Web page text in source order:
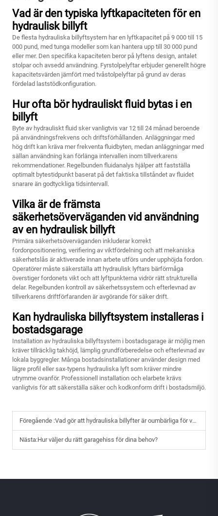
Vad är den typiska lyftkapaciteten för en
hydraulisk billyft
De flesta hydrauliska billyftsystem har en lyftkapacitet på 9 000 till 15
000 pund, med tunga modeller som kan hantera upp till 30 000 pund
eller mer. Den specifika kapaciteten beror på lyftens design, antalet
stolpar och avsedd användning. Fyrstolpelyftar erbjuder generellt högre
kapacitetsvärden jämfört med tvåstolpelyftar på grund av deras
fördelad laststödkonfiguration.
Hur ofta bör hydrauliskt fluid bytas i en
billyft
Byte av hydrauliskt fluid sker vanligtvis var 12 till 24 månad beroende
på användningsfrekvens och driftsförhållanden. Anläggningar med
hög drift kan kräva mer frekventa fluidbyten, medan anläggningar med
sällan användning kan förlänga intervallen inom tillverkarens
rekommendationer. Regelbunden fluidanalys hjälper att fastställa
optimalt bytestidpunkt baserat på det faktiska tillståndet av fluidet
snarare än godtyckliga tidsintervall.
Vilka är de främsta
säkerhetsöverväganden vid användning
av en hydraulisk billyft
Primära säkerhetsöverväganden inkluderar korrekt
fordonpositionering, verifiering av viktfördelning och att mekaniska
säkerhetslås är aktiverade innan arbete utförs under upphöjda fordon.
Operatörer måste säkerställa att hydraulisk lyftars bärförmåga
överstiger fordonets vikt och att lyftpunkterna vidrör rätt strukturella
delar. Regelbunden kontroll av säkerhetssystem och efterlevnad av
tillverkarens driftförfaranden är avgörande för säker drift.
Kan hydrauliska billyftsystem installeras i
bostadsgarage
Installation av hydrauliska billyftsystem i bostadsgarage är möjlig men
kräver tillräcklig takhöjd, lämplig grundförberedelse och efterlevnad av
lokala byggregler. Många bostadsinstallationer använder design med
lägre profil eller sax-typens hydrauliska lyft som kräver mindre
utrymme ovanför. Professionell installation och elarbete krävs
vanligtvis för att säkerställa säker och kodkonform drift i bostadsmiljö.
Föregående :Vad gör att hydrauliska billyfter är oumbärliga för verkstäder?
Nästa:Hur väljer du rätt garagehiss för dina behov?